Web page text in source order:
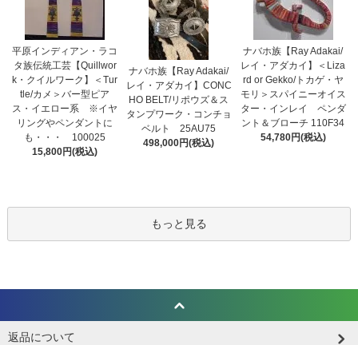
平原インディアン・ラコ
タ族伝統工芸【Quillwor
k・クイルワーク】＜Tur
tle/カメ＞バー型ピア
ス・イエロー系 ※イヤ
リングやペンダントに
も・・・ 100025
15,800円(税込)
ナバホ族【Ray Adakai/
レイ・アダカイ】CONC
HO BELT/リポウズ＆ス
タンプワーク・コンチョ
ベルト 25AU75
498,000円(税込)
ナバホ族【Ray Adakai/
レイ・アダカイ】＜Liza
rd or Gekko/トカゲ・ヤ
モリ＞スパイニーオイス
ター・インレイ ペンダ
ント＆ブローチ 110F34
54,780円(税込)
もっと見る
返品について